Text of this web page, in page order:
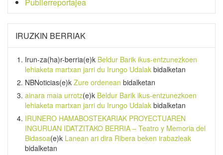
IRUZKIN BERRIAK
Irun-za(ha)r-berria(e)k Beldur Barik ikus-entzunezkoen
lehiaketa martxan jarri du Irungo Udalak bidalketan
NBNoticias(e)k Zure ordenean bidalketan
ainara maia urrotz(e)k Beldur Barik ikus-entzunezkoen
lehiaketa martxan jarri du Irungo Udalak bidalketan
IRUNERO HAMABOSTEKARIAK PROYECTUAREN
INGURUAN IDATZITAKO BERRIA – Teatro y Memoria del
Bidasoa(e)k Lanean ari dira Ribera beken irabazleak
bidalketan